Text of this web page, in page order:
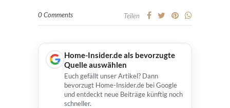
0 Comments Teilen
Home-Insider.de als bevorzugte
Quelle auswählen
Euch gefällt unser Artikel? Dann
bevorzugt Home-Insider.de bei Google
und entdeckt neue Beiträge künftig noch
schneller.